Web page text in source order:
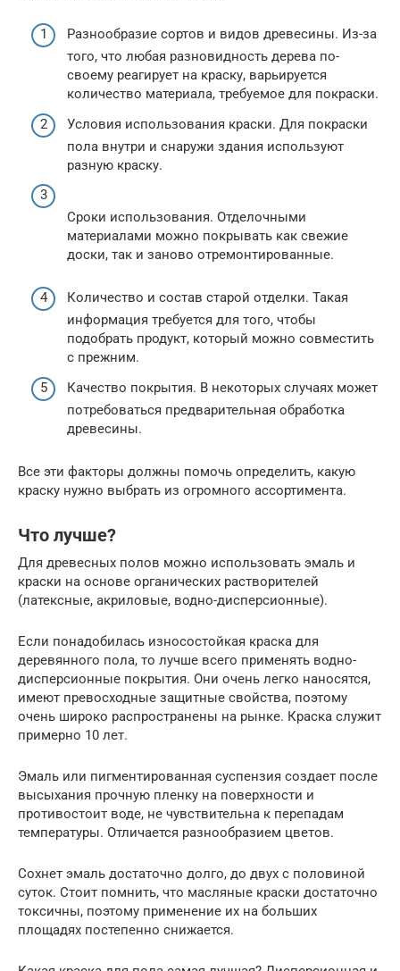
Разнообразие сортов и видов древесины. Из-за
того, что любая разновидность дерева по-
своему реагирует на краску, варьируется
количество материала, требуемое для покраски.
Условия использования краски. Для покраски
пола внутри и снаружи здания используют
разную краску.
Сроки использования. Отделочными
материалами можно покрывать как свежие
доски, так и заново отремонтированные.
Количество и состав старой отделки. Такая
информация требуется для того, чтобы
подобрать продукт, который можно совместить
с прежним.
Качество покрытия. В некоторых случаях может
потребоваться предварительная обработка
древесины.
Все эти факторы должны помочь определить, какую
краску нужно выбрать из огромного ассортимента.
Что лучше?
Для древесных полов можно использовать эмаль и
краски на основе органических растворителей
(латексные, акриловые, водно-дисперсионные).
Если понадобилась износостойкая краска для
деревянного пола, то лучше всего применять водно-
дисперсионные покрытия. Они очень легко наносятся,
имеют превосходные защитные свойства, поэтому
очень широко распространены на рынке. Краска служит
примерно 10 лет.
Эмаль или пигментированная суспензия создает после
высыхания прочную пленку на поверхности и
противостоит воде, не чувствительна к перепадам
температуры. Отличается разнообразием цветов.
Сохнет эмаль достаточно долго, до двух с половиной
суток. Стоит помнить, что масляные краски достаточно
токсичны, поэтому применение их на больших
площадях постепенно снижается.